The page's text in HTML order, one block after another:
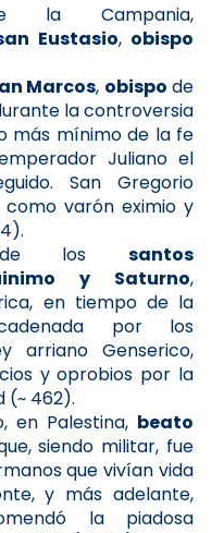
la Campania,
Eustasio, obispo
Marcos, obispo de
la controversia
más mínimo de la fe
Juliano el
San Gregorio
como varón eximio y
de los santos
y Saturno,
en tiempo de la
por los
arriano Genserico,
y oprobios por la
(~ 462).
en Palestina, beato
siendo militar, fue
que vivían vida
y más adelante,
la piadosa